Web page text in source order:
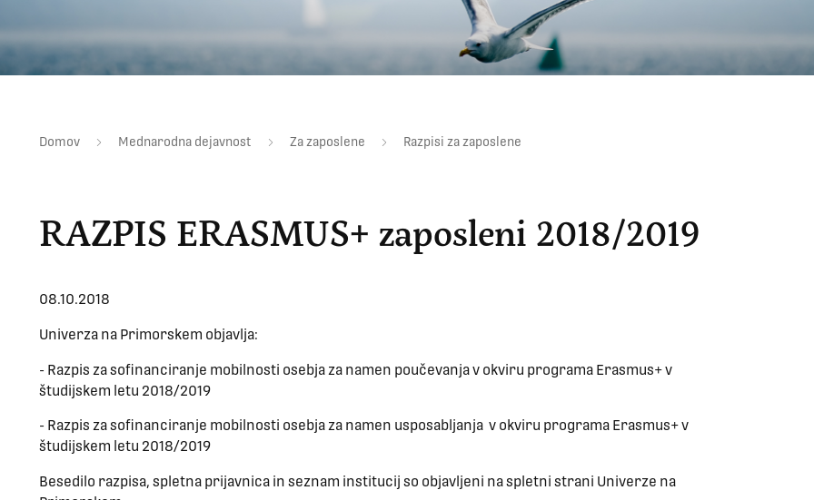
Domov Mednarodna dejavnost Za zaposlene Razpisi za zaposlene
RAZPIS ERASMUS+ zaposleni 2018/2019
08.10.2018
Univerza na Primorskem objavlja:
- Razpis za sofinanciranje mobilnosti osebja za namen poučevanja v okviru programa Erasmus+ v
študijskem letu 2018/2019
- Razpis za sofinanciranje mobilnosti osebja za namen usposabljanja v okviru programa Erasmus+ v
študijskem letu 2018/2019
Besedilo razpisa, spletna prijavnica in seznam institucij so objavljeni na spletni strani Univerze na